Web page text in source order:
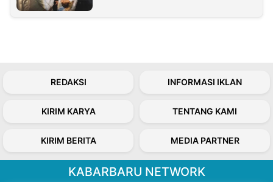
REDAKSI INFORMASI IKLAN
KIRIM KARYA TENTANG KAMI
KIRIM BERITA MEDIA PARTNER
KABARBARU NETWORK